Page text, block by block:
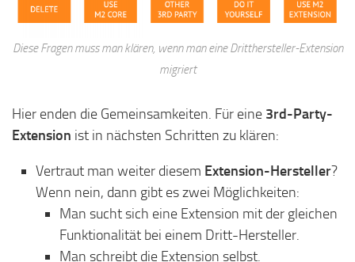
Diese Fragen muss man klären, wenn man eine Dritthersteller-Extension
migriert
Hier enden die Gemeinsamkeiten. Für eine 3rd-Party-
Extension ist in nächsten Schritten zu klären:
Vertraut man weiter diesem Extension-Hersteller?
Wenn nein, dann gibt es zwei Möglichkeiten:
Man sucht sich eine Extension mit der gleichen
Funktionalität bei einem Dritt-Hersteller.
Man schreibt die Extension selbst.